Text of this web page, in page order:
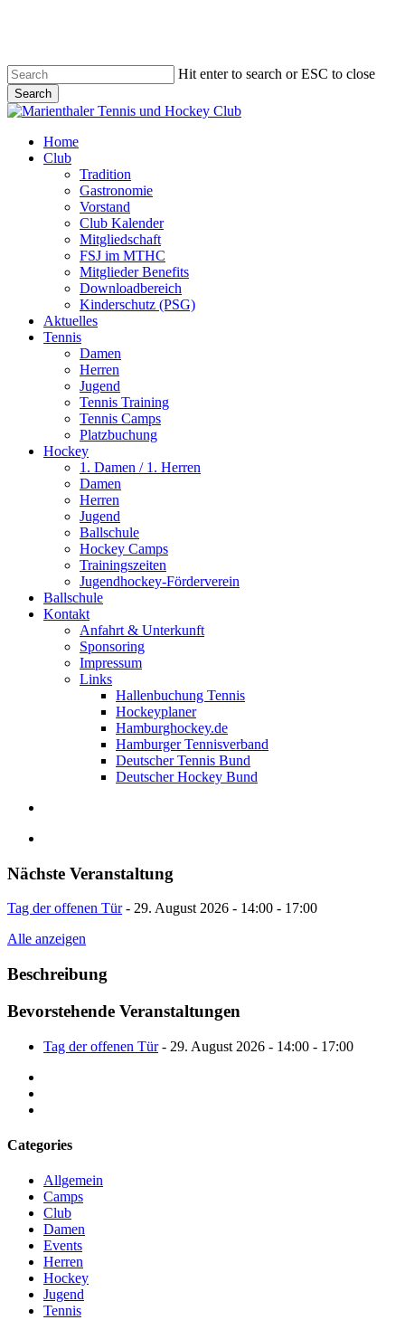
content
Hit enter to search or ESC to close
Search
Close
search
account
Menu
Home
Club
Tradition
Gastronomie
Vorstand
Club Kalender
Mitgliedschaft
FSJ im MTHC
Mitglieder Benefits
Downloadbereich
Kinderschutz (PSG)
Aktuelles
Tennis
Damen
Herren
Jugend
Tennis Training
Tennis Camps
Platzbuchung
Hockey
1. Damen / 1. Herren
Damen
Herren
Jugend
Ballschule
Hockey Camps
Trainingszeiten
Jugendhockey-Förderverein
Ballschule
Kontakt
Anfahrt & Unterkunft
Sponsoring
Impressum
Links
Hallenbuchung Tennis
Hockeyplaner
Hamburghockey.de
Hamburger Tennisverband
Deutscher Tennis Bund
Deutscher Hockey Bund
Nächste Veranstaltung
Tag der offenen Tür- 29. August 2026 - 14:00 - 17:00
Alle anzeigen
Beschreibung
Bevorstehende Veranstaltungen
Tag der offenen Tür- 29. August 2026 - 14:00 - 17:00
Categories
Allgemein
Camps
Club
Damen
Events
Herren
Hockey
Jugend
Tennis